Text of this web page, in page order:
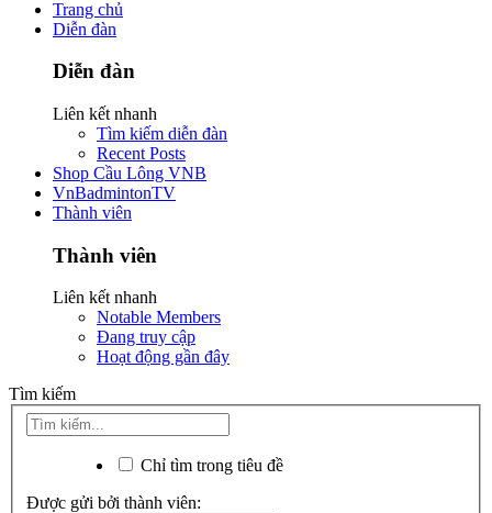
Trang chủ
Diễn đàn
Diễn đàn
Liên kết nhanh
Tìm kiếm diễn đàn
Recent Posts
Shop Cầu Lông VNB
VnBadmintonTV
Thành viên
Thành viên
Liên kết nhanh
Notable Members
Đang truy cập
Hoạt động gần đây
Tìm kiếm
Chỉ tìm trong tiêu đề
Được gửi bởi thành viên: